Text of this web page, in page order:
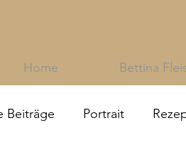
Home Bettina
Beiträge Portrait